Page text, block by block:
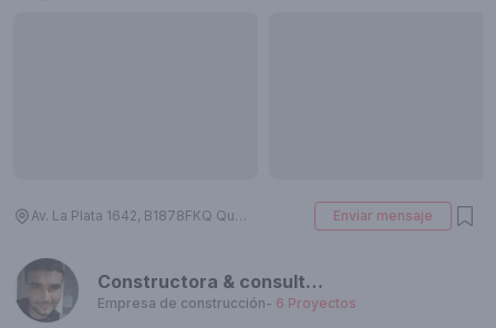
Av. La Plata 1642, B1878FKQ Quilmes, Provincia de Buenos Aires, Argentina Enviar mensaje
Constructora & consultora "CREOGAR"
Empresa de construcción- 6 Proyectos